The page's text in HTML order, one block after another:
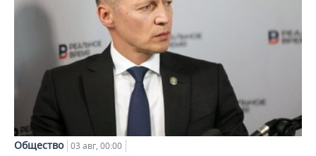
Общество 03 авг, 00:00